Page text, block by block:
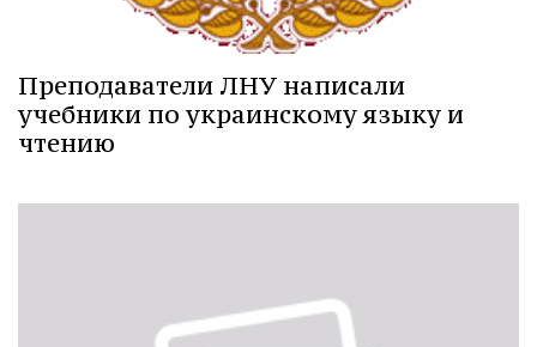
Преподаватели ЛНУ написали
учебники по украинскому языку и
чтению